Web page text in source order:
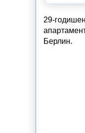
29-
Берлин.